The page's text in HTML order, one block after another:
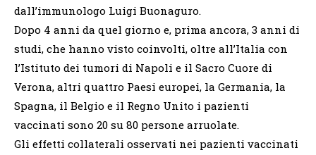
dall’immunologo Luigi Buonaguro.
Dopo 4 anni da quel giorno e, prima ancora, 3 anni di
studi, che hanno visto coinvolti, oltre all’Italia con
l’Istituto dei tumori di Napoli e il Sacro Cuore di
Verona, altri quattro Paesi europei, la Germania, la
Spagna, il Belgio e il Regno Unito i pazienti
vaccinati sono 20 su 80 persone arruolate.
Gli effetti collaterali osservati nei pazienti vaccinati